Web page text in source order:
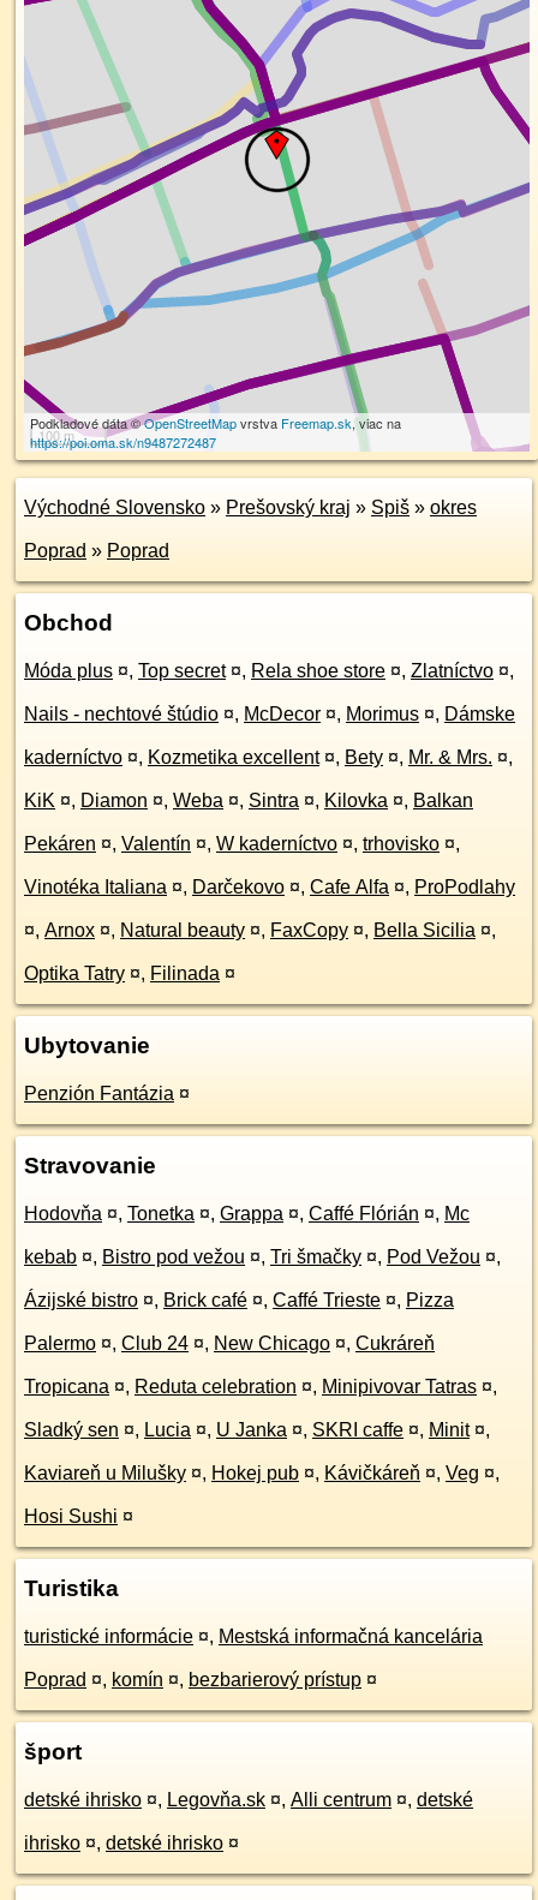
100 m
Podkladové dáta ©OpenStreetMapvrstva Freemap.sk, viac na
https://poi.oma.sk/n9487272487
Východné Slovensko » Prešovský kraj » Spiš » okres
Poprad » Poprad
Obchod
Móda plus ¤, Top secret ¤, Rela shoe store ¤, Zlatníctvo ¤,
Nails - nechtové štúdio ¤, McDecor ¤, Morimus ¤, Dámske
kaderníctvo ¤, Kozmetika excellent ¤, Bety ¤, Mr. & Mrs. ¤,
KiK ¤, Diamon ¤, Weba ¤, Sintra ¤, Kilovka ¤, Balkan
Pekáren ¤, Valentín ¤, W kaderníctvo ¤, trhovisko ¤,
Vinotéka Italiana ¤, Darčekovo ¤, Cafe Alfa ¤, ProPodlahy
¤, Arnox ¤, Natural beauty ¤, FaxCopy ¤, Bella Sicilia ¤,
Optika Tatry ¤, Filinada ¤
Ubytovanie
Penzión Fantázia ¤
Stravovanie
Hodovňa ¤, Tonetka ¤, Grappa ¤, Caffé Flórián ¤, Mc
kebab ¤, Bistro pod vežou ¤, Tri šmačky ¤, Pod Vežou ¤,
Ázijské bistro ¤, Brick café ¤, Caffé Trieste ¤, Pizza
Palermo ¤, Club 24 ¤, New Chicago ¤, Cukráreň
Tropicana ¤, Reduta celebration ¤, Minipivovar Tatras ¤,
Sladký sen ¤, Lucia ¤, U Janka ¤, SKRI caffe ¤, Minit ¤,
Kaviareň u Milušky ¤, Hokej pub ¤, Kávičkáreň ¤, Veg ¤,
Hosi Sushi ¤
Turistika
turistické informácie ¤, Mestská informačná kancelária
Poprad ¤, komín ¤, bezbarierový prístup ¤
šport
detské ihrisko ¤, Legovňa.sk ¤, Alli centrum ¤, detské
ihrisko ¤, detské ihrisko ¤